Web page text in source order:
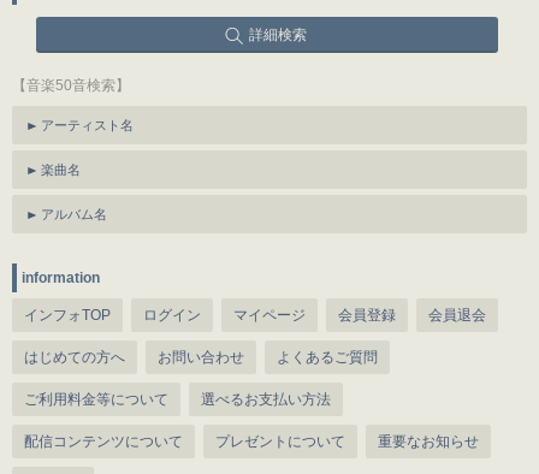
詳細検索
【音楽50音検索】
アーティスト名
楽曲名
アルバム名
information
インフォTOP ログイン マイページ 会員登録 会員退会
はじめての方へ お問い合わせ よくあるご質問
ご利用料金等について 選べるお支払い方法
配信コンテンツについて プレゼントについて 重要なお知らせ